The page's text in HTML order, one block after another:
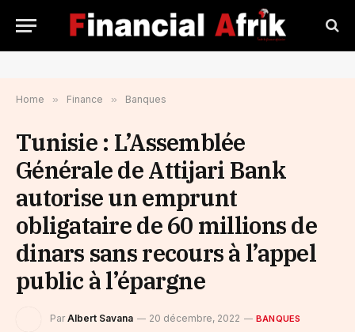
Home » Finance » Banques
Tunisie : L’Assemblée
Générale de Attijari Bank
autorise un emprunt
obligataire de 60 millions de
dinars sans recours à l’appel
public à l’épargne
Par Albert Savana 20 décembre, 2022 BANQUES